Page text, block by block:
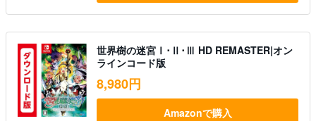
世界樹の迷宮Ⅰ･Ⅱ･Ⅲ HD REMASTER|オン
ラインコード版
8,980円
Amazonで購入